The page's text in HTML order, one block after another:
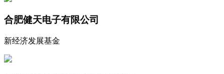
合肥健天电子有限公司
新经济发展基金